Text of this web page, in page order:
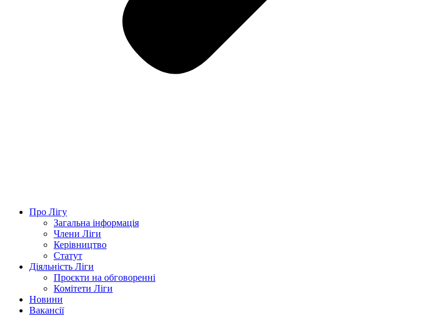
Про Лігу
Загальна інформація
Члени Ліги
Керівництво
Статут
Діяльність Ліги
Проєкти на обговоренні
Комітети Ліги
Новини
Вакансії